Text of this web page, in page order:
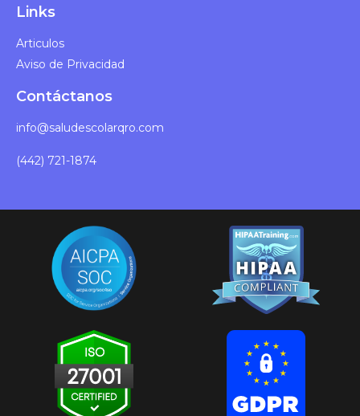
Links
Articulos
Aviso de Privacidad
Contáctanos
info@saludescolarqro.com
(442) 721-1874